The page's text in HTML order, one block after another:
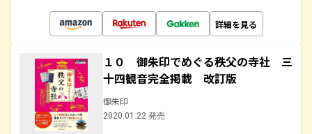
詳細を見る
１０ 御朱印でめぐる秩父の寺社 三
十四観音完全掲載 改訂版
御朱印
2020.01.22 発売